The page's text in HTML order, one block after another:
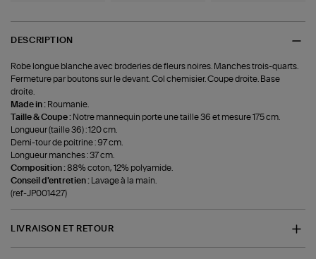
DESCRIPTION
Robe longue blanche avec broderies de fleurs noires. Manches trois-quarts.
Fermeture par boutons sur le devant. Col chemisier. Coupe droite. Base
droite.
Made in : Roumanie.
Taille & Coupe : Notre mannequin porte une taille 36 et mesure 175 cm.
Longueur (taille 36) : 120 cm.
Demi-tour de poitrine : 97 cm.
Longueur manches : 37 cm.
Composition :88% coton, 12% polyamide.
Conseil d'entretien :
Lavage à la main.
(ref-JP001427)
LIVRAISON ET RETOUR